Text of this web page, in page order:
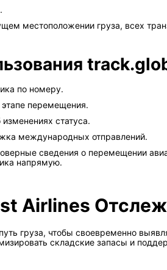
местоположении груза, всех
по номеру.
перемещения.
статуса.
международных отправлений.
сведения о перемещении
напрямую.
Airlines
груза, чтобы своевременно
складские запасы и